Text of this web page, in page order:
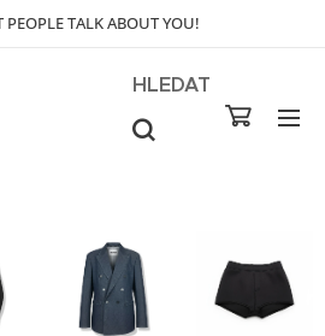
PEOPLE TALK ABOUT YOU!
HLEDAT